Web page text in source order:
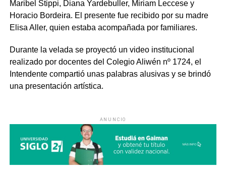
Maribel Stippi, Diana Yardebuller, Miriam Leccese y
Horacio Bordeira. El presente fue recibido por su madre
Elisa Aller, quien estaba acompañada por familiares.
Durante la velada se proyectó un video institucional
realizado por docentes del Colegio Aliwén nº 1724, el
Intendente compartió unas palabras alusivas y se brindó
una presentación artística.
ANUNCIO